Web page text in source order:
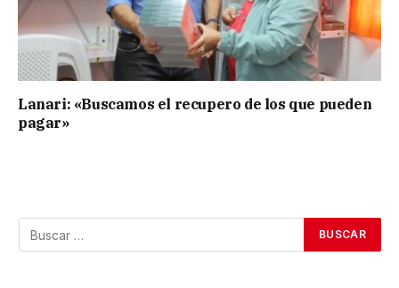
Lanari: «Buscamos el recupero de los que pueden
pagar»